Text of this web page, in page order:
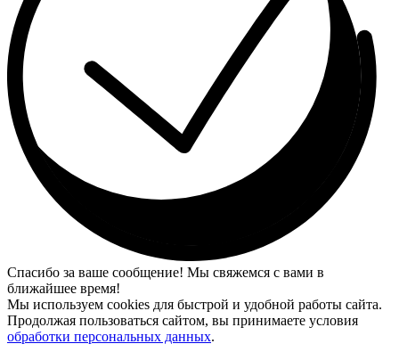
Спасибо за ваше сообщение! Мы свяжемся с вами в
ближайшее время!
Мы используем cookies для быстрой и удобной работы сайта.
Продолжая пользоваться сайтом, вы принимаете условия
обработки персональных данных.